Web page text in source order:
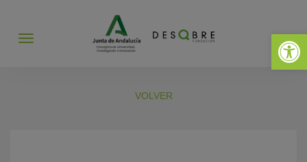
Abrir
Abrir
VOLVER